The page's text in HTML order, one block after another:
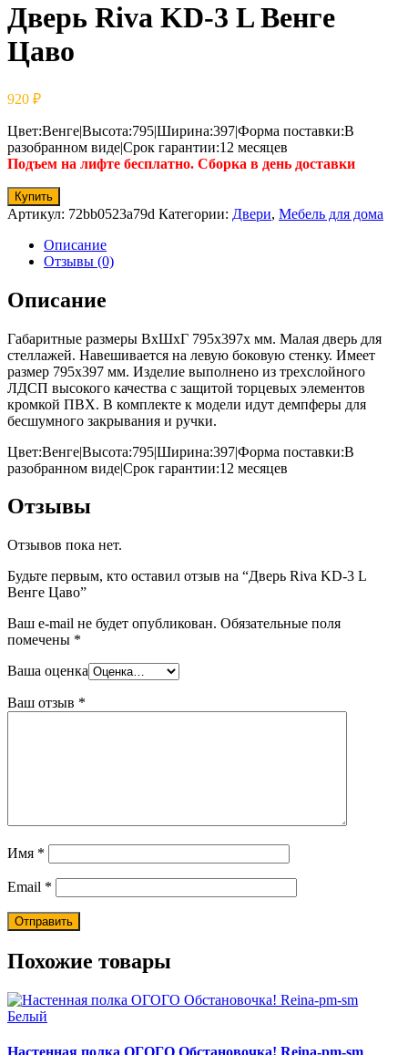
Дверь Riva KD-3 L Венге
Цаво
920 ₽
Цвет:Венге|Высота:795|Ширина:397|Форма поставки:В
разобранном виде|Срок гарантии:12 месяцев
Подъем на лифте бесплатно. Сборка в день доставки
Купить
Артикул: 72bb0523a79d Категории: Двери, Мебель для дома
Описание
Отзывы (0)
Описание
Габаритные размеры ВхШхГ 795x397x мм. Малая дверь для
стеллажей. Навешивается на левую боковую стенку. Имеет
размер 795х397 мм. Изделие выполнено из трехслойного
ЛДСП высокого качества с защитой торцевых элементов
кромкой ПВХ. В комплекте к модели идут демпферы для
бесшумного закрывания и ручки.
Цвет:Венге|Высота:795|Ширина:397|Форма поставки:В
разобранном виде|Срок гарантии:12 месяцев
Отзывы
Отзывов пока нет.
Будьте первым, кто оставил отзыв на “Дверь Riva KD-3 L
Венге Цаво”
Ваш e-mail не будет опубликован. Обязательные поля
помечены *
Ваша оценка
Ваш отзыв *
Имя *
Email *
Похожие товары